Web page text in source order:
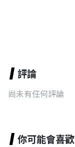
評論
尚未有任何評論
你可能會喜歡